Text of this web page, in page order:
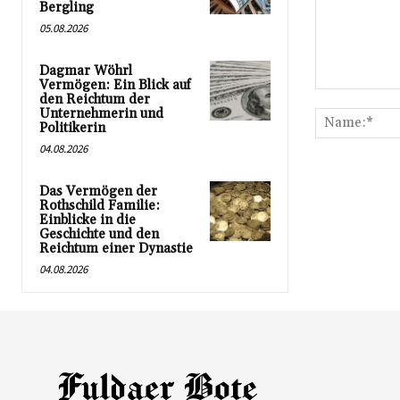
Bergling
05.08.2026
Dagmar Wöhrl
Vermögen: Ein Blick auf
den Reichtum der
Unternehmerin und
Politikerin
04.08.2026
Das Vermögen der
Rothschild Familie:
Einblicke in die
Geschichte und den
Reichtum einer Dynastie
04.08.2026